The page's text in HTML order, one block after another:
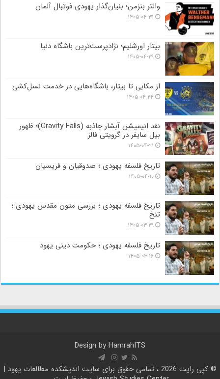
والتر بنزمن؛ بنیان‌گذار یهودی فوتبال آلمان
۱۴۰۵-۰۴-۳۱
بیتار اورشلیم؛ نژادپرست‌ترین باشگاه دنیا
۱۴۰۵-۰۴-۲۹
از مکابی تا بیتار، باشگاه‌هایی در خدمت نسل‌کشی
۱۴۰۵-۰۴-۲۴
نقد انیمیشن آبشار جاذبه (Gravity Falls)؛ ظهور
بیل سایفر در گرویتی فالز
۱۴۰۵-۰۴-۲۱
تاریخ فلسفه یهودی ؛ صدوقیان و فریسیان
۱۴۰۵-۰۴-۱۰
تاریخ فلسفه یهودی ؛ بررسی متون مقدس یهودی ؛
تنخ
۱۴۰۵-۰۳-۲۹
تاریخ فلسفه یهودی ؛ حکومت دینی یهود
۱۴۰۵-۰۳-۱۶
Design by HamrahITS
© کپی رایت 2026 ، تمامی حقوق برای سایت
اندیشکده مطالعات یهود |